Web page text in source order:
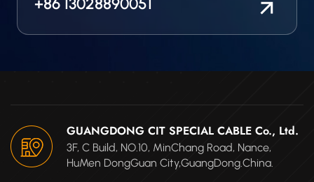
+86 13028890051
GUANGDONG CIT SPECIAL CABLE Co., Ltd.
3F, C Build, NO.10, MinChang Road, Nance,
HuMen DongGuan City,GuangDong.China.